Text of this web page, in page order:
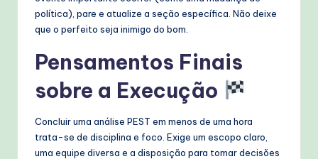
política), pare e atualize a seção específica. Não deixe
que o perfeito seja inimigo do bom.
Pensamentos Finais
sobre a Execução
Concluir uma análise PEST em menos de uma hora
trata-se de disciplina e foco. Exige um escopo claro,
uma equipe diversa e a disposição para tomar decisões